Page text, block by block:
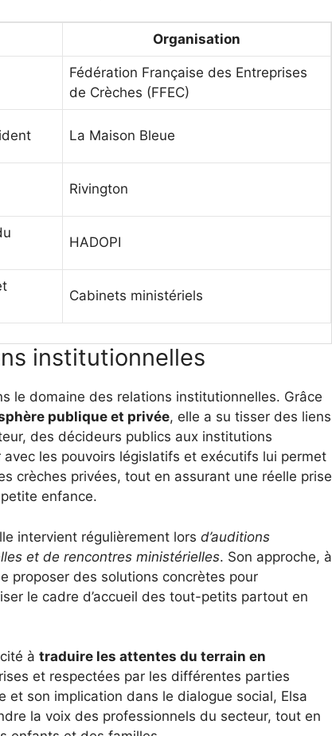
Organisation
Fédération Française des Entreprises
de Crèches (FFEC)
La Maison Bleue
Rivington
HADOPI
Cabinets ministériels
institutionnelles
le domaine des relations institutionnelles. Grâce
publique et privée, elle a su tisser des liens
des décideurs publics aux institutions
les pouvoirs législatifs et exécutifs lui permet
crèches privées, tout en assurant une réelle prise
enfance.
intervient régulièrement lors d’auditions
et de rencontres ministérielles. Son approche, à
proposer des solutions concrètes pour
le cadre d’accueil des tout-petits partout en
à traduire les attentes du terrain en
et respectées par les différentes parties
et son implication dans le dialogue social, Elsa
la voix des professionnels du secteur, tout en